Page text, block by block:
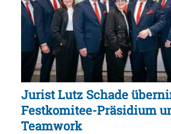
Jurist Lutz Schade
Festkomitee-Präsidium
Teamwork